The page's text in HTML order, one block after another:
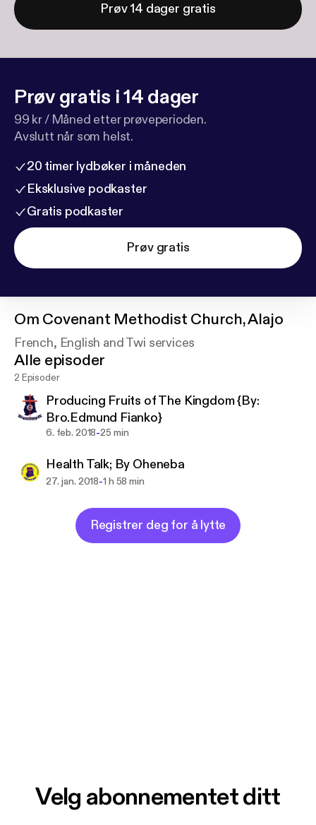
Prøv 14 dager gratis
Prøv gratis i 14 dager
99 kr / Måned etter prøveperioden.
Avslutt når som helst.
20 timer lydbøker i måneden
Eksklusive podkaster
Gratis podkaster
Prøv gratis
Om Covenant Methodist Church, Alajo
French, English and Twi services
Alle episoder
2 Episoder
Producing Fruits of The Kingdom {By:
Bro.Edmund Fianko}
6. feb. 2018-25 min
Health Talk; By Oheneba
27. jan. 2018-1 h 58 min
Registrer deg for å lytte
Velg abonnementet ditt